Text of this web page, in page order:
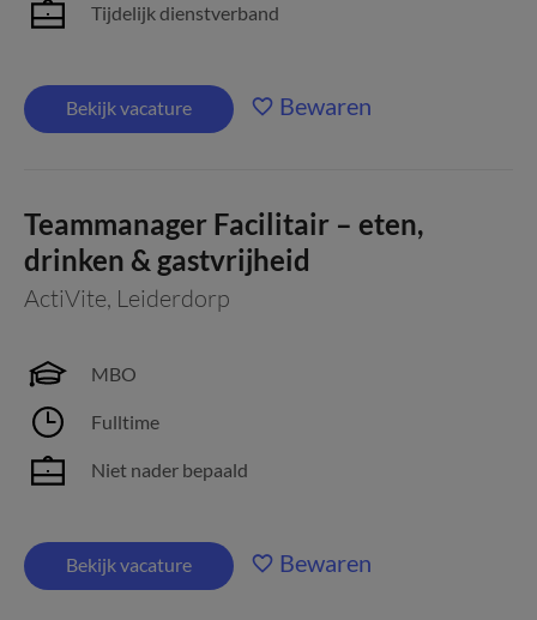
Tijdelijk dienstverband
Bekijk vacature Bewaren
Teammanager Facilitair – eten,
drinken & gastvrijheid
ActiVite, Leiderdorp
MBO
Fulltime
Niet nader bepaald
Bekijk vacature Bewaren